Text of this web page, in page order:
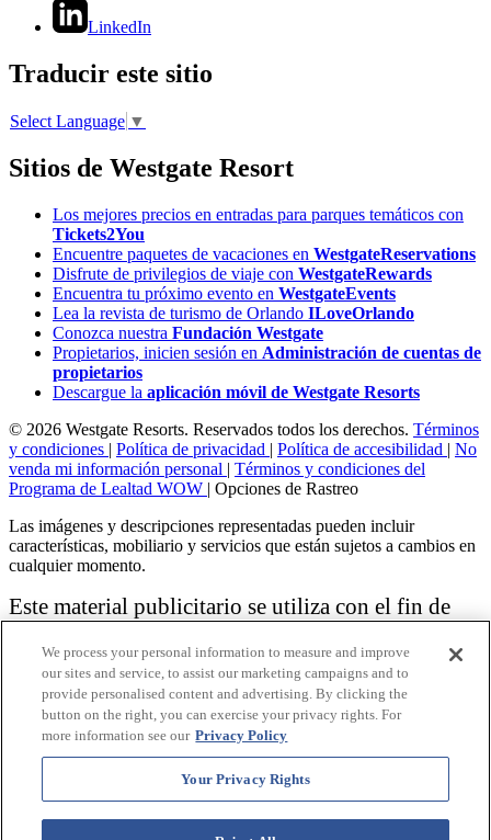
LinkedIn
Traducir este sitio
Select Language ▼
Sitios de Westgate Resort
Los mejores precios en entradas para parques temáticos con
Tickets2You
Encuentre paquetes de vacaciones en WestgateReservations
Disfrute de privilegios de viaje con WestgateRewards
Encuentra tu próximo evento en WestgateEvents
Lea la revista de turismo de Orlando ILoveOrlando
Conozca nuestra Fundación Westgate
Propietarios, inicien sesión en Administración de cuentas de
propietarios
Descargue la aplicación móvil de Westgate Resorts
© 2026 Westgate Resorts. Reservados todos los derechos. Términos
y condiciones | Política de privacidad | Política de accesibilidad | No
venda mi información personal | Términos y condiciones del
Programa de Lealtad WOW | Opciones de Rastreo
Las imágenes y descripciones representadas pueden incluir
características, mobiliario y servicios que están sujetos a cambios en
cualquier momento.
Este material publicitario se utiliza con el fin de
vacacional.
Aviso: las funciones de accesibilidad enumeradas aquí no pretenden
ser una lista exhaustiva o completa de todas las funciones accesibles
de la instalación,
habitaciones y / o comodidades para este Resort específico. Para
obtener información sobre nuestra política de accesibilidad, revise
nuestraPolítica de accesibilidad.
We process your personal information to measure and improve
our sites and service, to assist our marketing campaigns and to
provide personalised content and advertising. By clicking the
button on the right, you can exercise your privacy rights. For
more information see our Privacy Policy
Your Privacy Rights